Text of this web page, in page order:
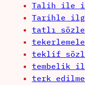
Talih ile
Tarihle
tatlı
teklif
tembelik
terk